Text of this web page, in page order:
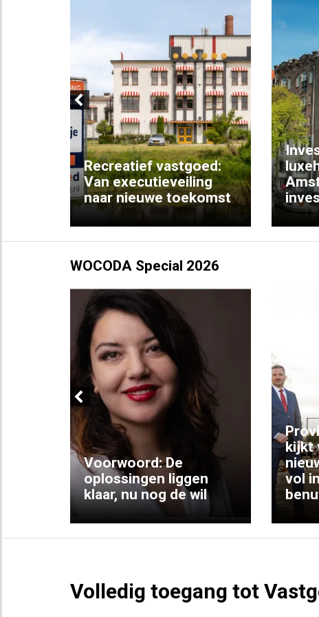
Previous
Recreatief vastgoed:
Van executieveiling
naar nieuwe toekomst
WOCODA Special 2026
Previous
Voorwoord: De
oplossingen liggen
klaar, nu nog de wil
kijkt
vol
Volledig toegang tot